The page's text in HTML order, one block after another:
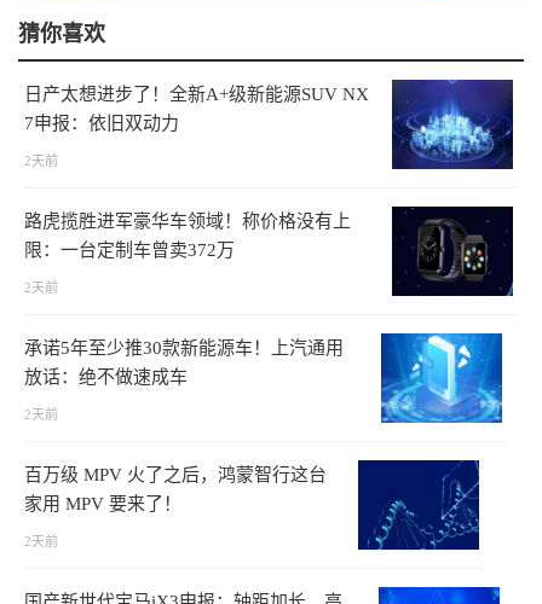
猜你喜欢
日产太想进步了！全新A+级新能源SUV NX
7申报：依旧双动力
2天前
路虎揽胜进军豪华车领域！称价格没有上
限：一台定制车曾卖372万
2天前
承诺5年至少推30款新能源车！上汽通用
放话：绝不做速成车
2天前
百万级 MPV 火了之后，鸿蒙智行这台
家用 MPV 要来了！
2天前